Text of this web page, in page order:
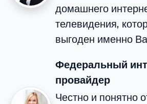
домашнего
телевидения,
выгоден именно
Федеральный
провайдер
Честно и понятно